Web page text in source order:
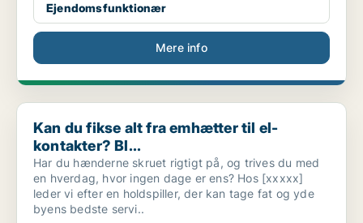
Ejendomsfunktionær
Mere info
Kan du fikse alt fra emhætter til el-kontakter? Bl...
Kan du fikse alt fra emhætter til el-
kontakter? Bl...
Har du hænderne skruet rigtigt på, og trives du med
en hverdag, hvor ingen dage er ens? Hos [xxxxx]
leder vi efter en holdspiller, der kan tage fat og yde
byens bedste servi..